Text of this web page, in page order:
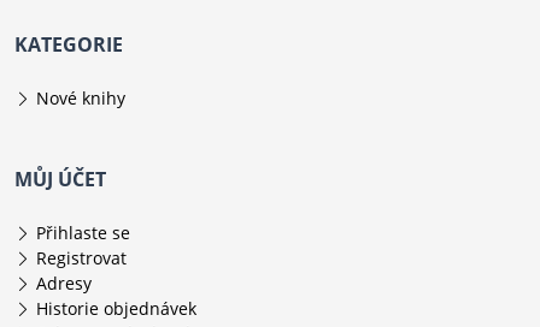
KATEGORIE
Nové knihy
MŮJ ÚČET
Přihlaste se
Registrovat
Adresy
Historie objednávek